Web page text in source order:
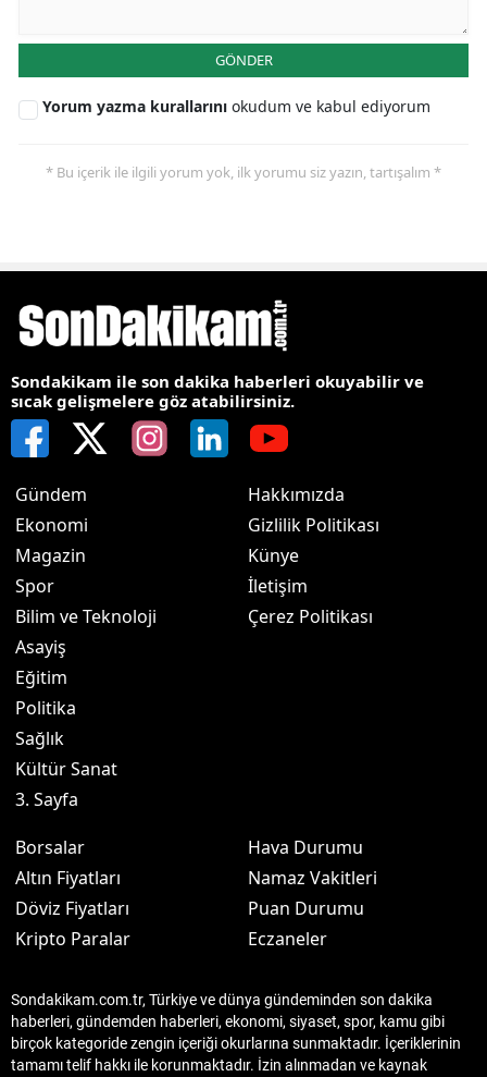
GÖNDER
Yorum yazma kurallarını okudum ve kabul ediyorum
* Bu içerik ile ilgili yorum yok, ilk yorumu siz yazın, tartışalım *
Sondakikam ile son dakika haberleri okuyabilir ve
sıcak gelişmelere göz atabilirsiniz.
Gündem
Ekonomi
Magazin
Spor
Bilim ve Teknoloji
Asayiş
Eğitim
Politika
Sağlık
Kültür Sanat
3. Sayfa
Hakkımızda
Gizlilik Politikası
Künye
İletişim
Çerez Politikası
Borsalar
Altın Fiyatları
Döviz Fiyatları
Kripto Paralar
Hava Durumu
Namaz Vakitleri
Puan Durumu
Eczaneler
Sondakikam.com.tr, Türkiye ve dünya gündeminden son dakika
haberleri, gündemden haberleri, ekonomi, siyaset, spor, kamu gibi
birçok kategoride zengin içeriği okurlarına sunmaktadır. İçeriklerinin
tamamı telif hakkı ile korunmaktadır. İzin alınmadan ve kaynak